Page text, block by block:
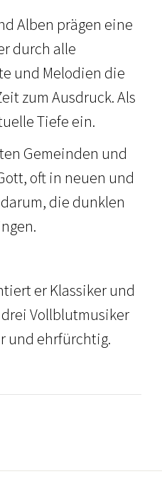
Alben prägen eine
durch alle
und Melodien die
zum Ausdruck. Als
Tiefe ein.
Gemeinden und
oft in neuen und
die dunklen
er Klassiker und
drei Vollblutmusiker
und ehrfürchtig.